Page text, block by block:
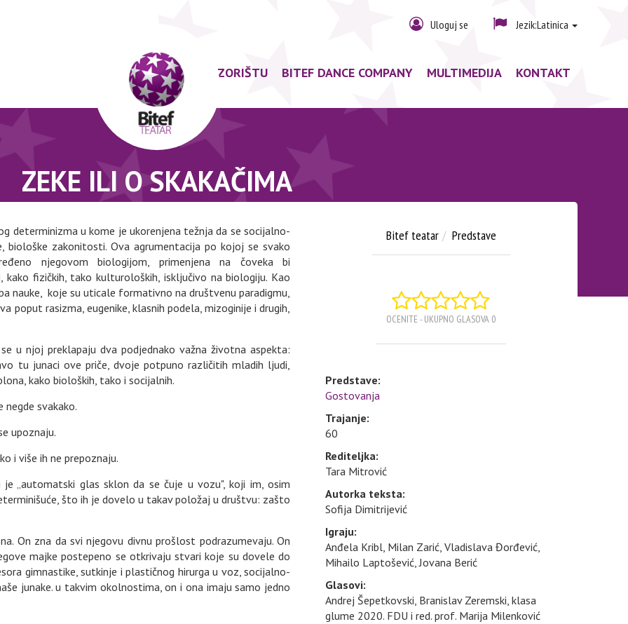
Uloguj se Jezik:Latinica
O POZORIŠTU BITEF DANCE COMPANY MULTIMEDIJA KONTAKT
ZEKE ILI O SKAKAČIMA
determinizma u kome je ukorenjena težnja da se socijalno-
biološke zakonitosti. Ova agrumentacija po kojoj se svako
njegovom biologijom, primenjena na čoveka bi
fizičkih, tako kulturoloških, isključivo na biologiju. Kao
nauke, koje su uticale formativno na društvenu paradigmu,
poput rasizma, eugenike, klasnih podela, mizoginije i drugih,
u njoj preklapaju dva podjednako važna životna aspekta:
tu junaci ove priče, dvoje potpuno različitih mladih ljudi,
kako bioloških, tako i socijalnih.
svakako.
upoznaju.
i više ih ne prepoznaju.
„automatski glas sklon da se čuje u vozu", koji im, osim
što ih je dovelo u takav položaj u društvu: zašto
On zna da svi njegovu divnu prošlost podrazumevaju. On
majke postepeno se otkrivaju stvari koje su dovele do
gimnastike, sutkinje i plastičnog hirurga u voz, socijalno-
junake. u takvim okolnostima, on i ona imaju samo jedno
Bitef teatar Predstave
OCENITE - UKUPNO GLASOVA 0
Predstave:
Gostovanja
Trajanje:
60
Rediteljka:
Tara Mitrović
Autorka teksta:
Sofija Dimitrijević
Igraju:
Anđela Kribl, Milan Zarić, Vladislava Đorđević,
Mihailo Laptošević, Jovana Berić
Glasovi:
Andrej Šepetkovski, Branislav Zeremski, klasa
glume 2020. FDU i red. prof. Marija Milenković